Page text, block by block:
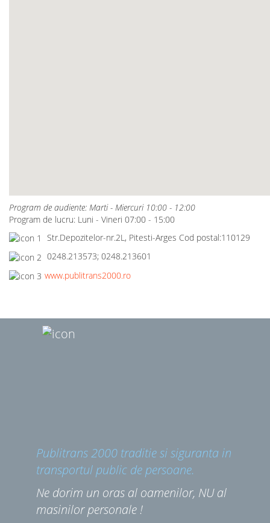
Program de audiente: Marti - Miercuri 10:00 - 12:00
Program de lucru: Luni - Vineri 07:00 - 15:00
Str.Depozitelor-nr.2L, Pitesti-Arges Cod postal:110129
0248.213573; 0248.213601
www.publitrans2000.ro
Publitrans 2000 traditie si siguranta in
transportul public de persoane.
Ne dorim un oras al oamenilor, NU al
masinilor personale !